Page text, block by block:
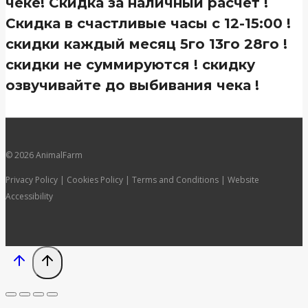
Скидка в счастливые часы с 12-15:00 !
скидки каждый месяц 5го 13го 28го !
скидки не суммируются ! скидку
озвучивайте до выбивания чека !
© 2026 AnimalFarm
Privacy Policy | Cookies Policy | Terms and Conditions | Website
Accessibility